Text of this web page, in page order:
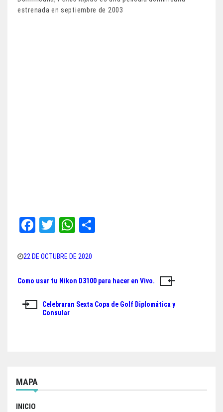
estrenada en septiembre de 2003
Fa
bo
T
tt
er
W
ts
A
pp
22 DE OCTUBRE DE 2020
Navegación
de
Como usar tu Nikon D3100 para hacer en Vivo.
Celebraran Sexta Copa de Golf Diplomática y
Consular
MAPA
INICIO